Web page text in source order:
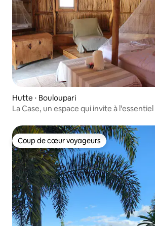
Hutte ⋅ Bouloupari
La Case, un espace qui invite à l'essentiel
Coup de cœur voyageurs
Coup de cœur voyageurs